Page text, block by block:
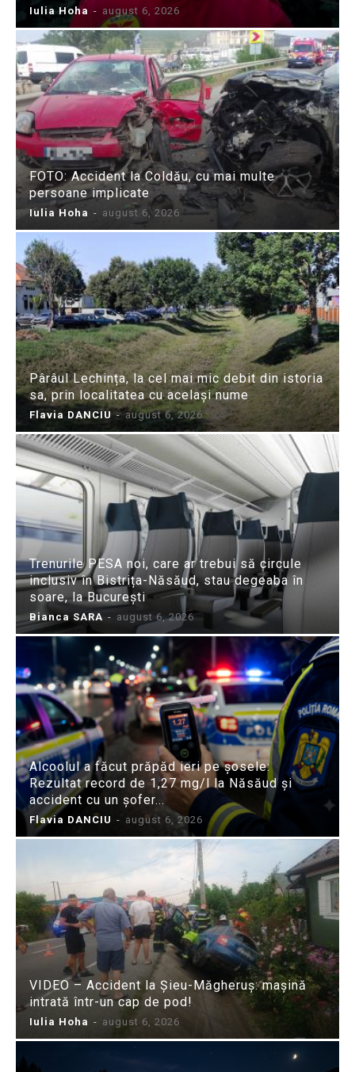
Iulia Hoha - august 6, 2026
FOTO: Accident la Coldău, cu mai multe
persoane implicate
Iulia Hoha - august 6, 2026
Pârâul Lechința, la cel mai mic debit din istoria
sa, prin localitatea cu același nume
Flavia DANCIU - august 6, 2026
Trenurile PESA noi, care ar trebui să circule
inclusiv în Bistrița-Năsăud, stau degeaba în
soare, la București
Bianca SARA - august 6, 2026
Alcoolul a făcut prăpăd ieri pe șosele:
Rezultat record de 1,27 mg/l la Năsăud și
accident cu un șofer...
Flavia DANCIU - august 6, 2026
VIDEO – Accident la Șieu-Măgheruș: mașină
intrată într-un cap de pod!
Iulia Hoha - august 6, 2026